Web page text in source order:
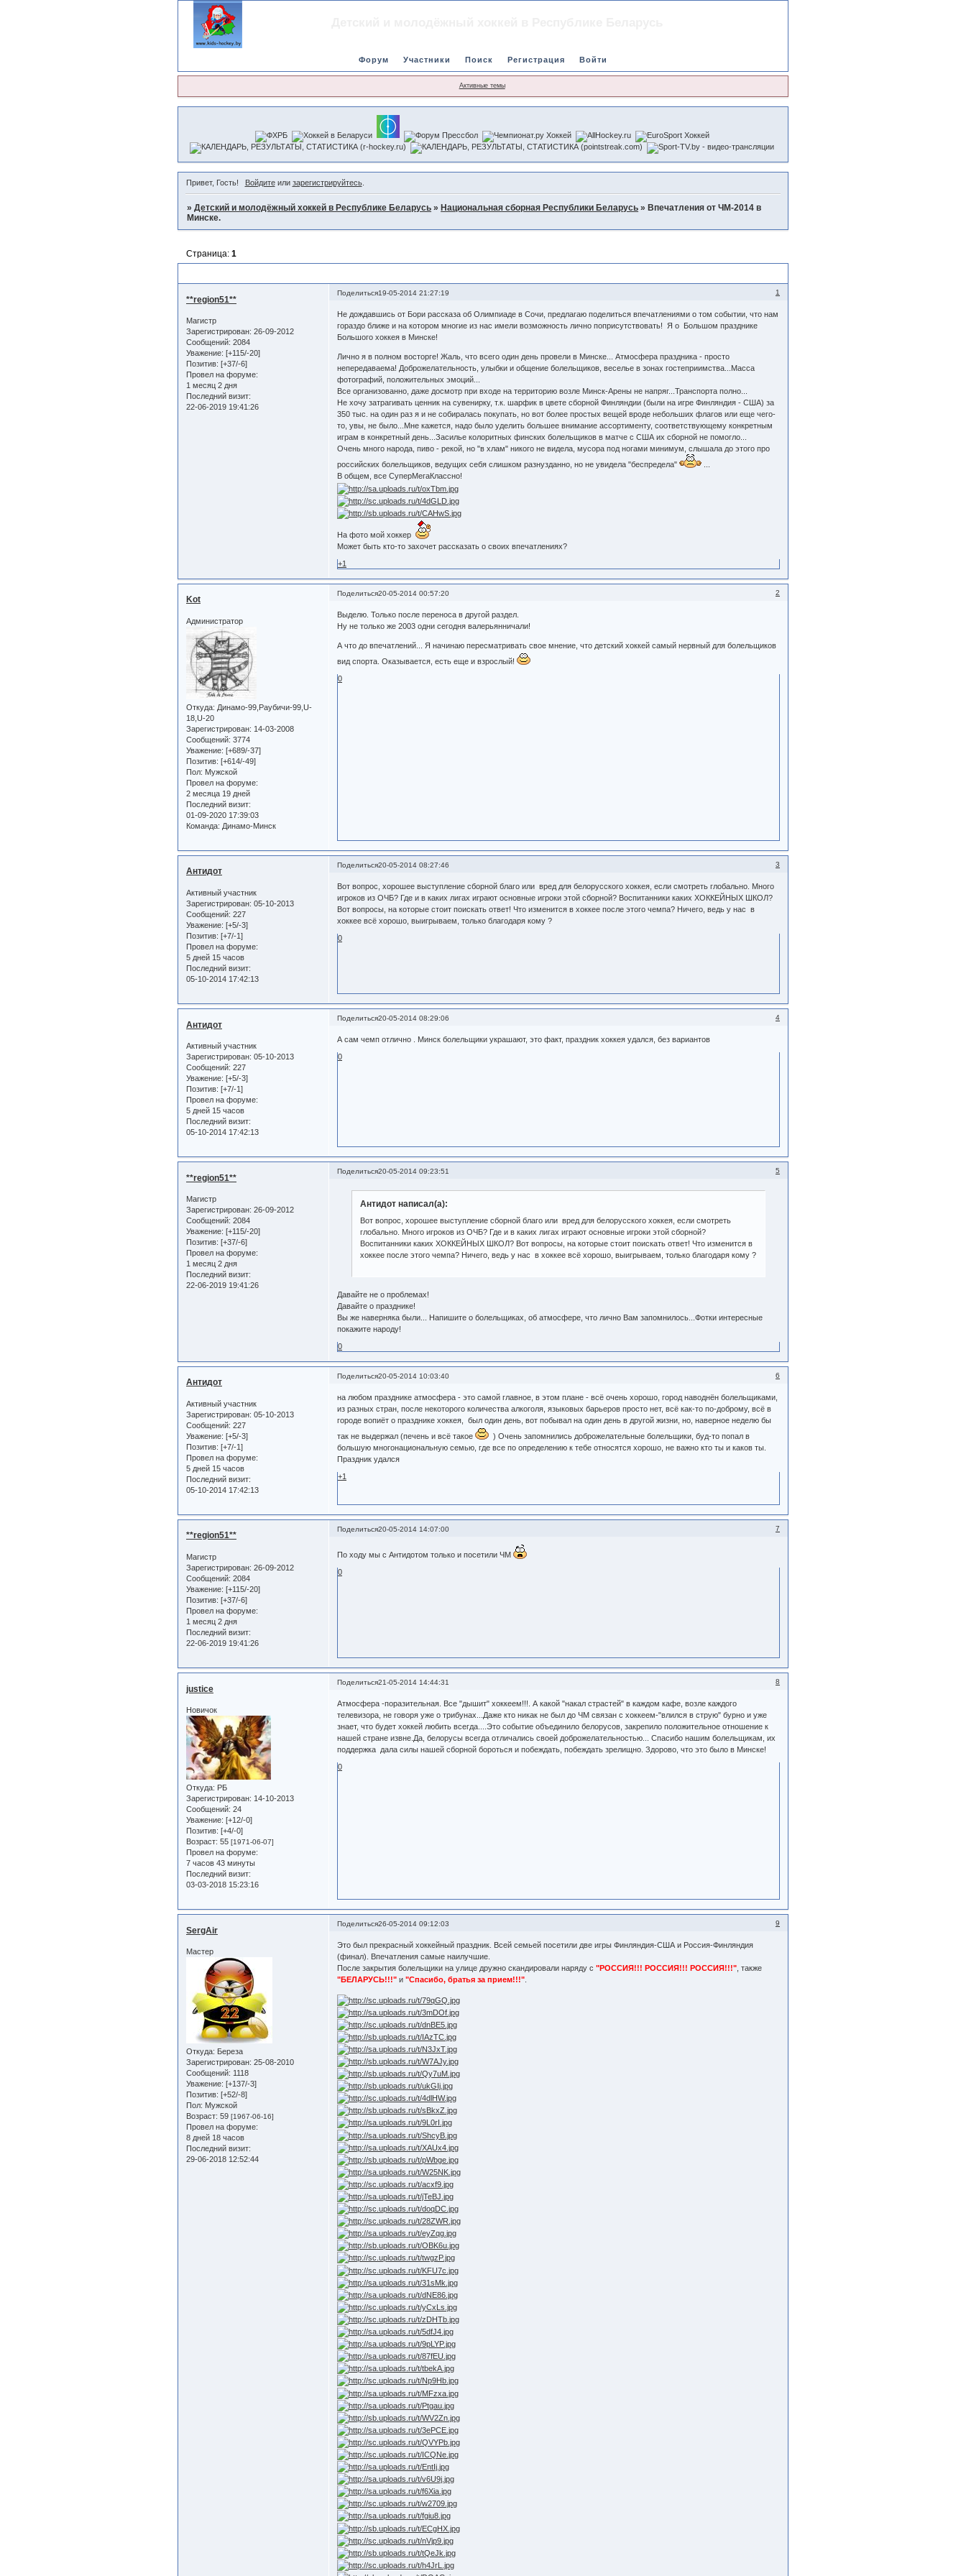
Форум Участники Поиск Регистрация Войти
Активные темы
Привет, Гость! Войдитеили зарегистрируйтесь.
»Детский и молодёжный хоккей в Республике Беларусь »Национальная сборная Республики Беларусь »Впечатления от ЧМ-2014 в
Минске.
Страница:1
Поделиться 1
19-05-2014 21:27:19
**region51**
Магистр
Зарегистрирован: 26-09-2012
Сообщений: 2084
Уважение: [+115/-20]
Позитив: [+37/-6]
Провел на форуме:
1 месяц 2 дня
Последний визит:
22-06-2019 19:41:26
Не дождавшись от Бори рассказа об Олимпиаде в Сочи, предлагаю поделиться впечатлениями о том событии, что нам
гораздо ближе и на котором многие из нас имели возможность лично поприсутствовать! Я о Большом празднике
Большого хоккея в Минске!
Лично я в полном восторге! Жаль, что всего один день провели в Минске... Атмосфера праздника - просто
непередаваема! Доброжелательность, улыбки и общение болельщиков, веселье в зонах гостеприимства...Масса
фотографий, положительных эмоций...
Все организованно, даже досмотр при входе на территорию возле Минск-Арены не напряг...Транспорта полно...
Не хочу затрагивать ценник на сувенирку, т.к. шарфик в цвете сборной Финляндии (были на игре Финляндия - США) за
350 тыс. на один раз я и не собиралась покупать, но вот более простых вещей вроде небольших флагов или еще чего-
то, увы, не было...Мне кажется, надо было уделить большее внимание ассортименту, соответствующему конкретным
играм в конкретный день...Засилье колоритных финских болельщиков в матче с США их сборной не помогло...
Очень много народа, пиво - рекой, но "в хлам" никого не видела, мусора под ногами минимум, слышала до этого про
российских болельщиков, ведущих себя слишком разнузданно, но не увидела "беспредела"
...
В общем, все СуперМегаКлассно!
На фото мой хоккер
Может быть кто-то захочет рассказать о своих впечатлениях?
+1
Поделиться 2
20-05-2014 00:57:20
Kot
Администратор
Откуда: Динамо-99,Раубичи-99,U-
18,U-20
Зарегистрирован: 14-03-2008
Сообщений: 3774
Уважение: [+689/-37]
Позитив: [+614/-49]
Пол: Мужской
Провел на форуме:
2 месяца 19 дней
Последний визит:
01-09-2020 17:39:03
Команда: Динамо-Минск
Выделю. Только после переноса в другой раздел.
Ну не только же 2003 одни сегодня валерьянничали!
А что до впечатлений... Я начинаю пересматривать свое мнение, что детский хоккей самый нервный для болельщиков
вид спорта. Оказывается, есть еще и взрослый!
0
Поделиться 3
20-05-2014 08:27:46
Антидот
Активный участник
Зарегистрирован: 05-10-2013
Сообщений: 227
Уважение: [+5/-3]
Позитив: [+7/-1]
Провел на форуме:
5 дней 15 часов
Последний визит:
05-10-2014 17:42:13
Вот вопрос, хорошее выступление сборной благо или вред для белорусского хоккея, если смотреть глобально. Много
игроков из ОЧБ? Где и в каких лигах играют основные игроки этой сборной? Воспитанники каких ХОККЕЙНЫХ ШКОЛ?
Вот вопросы, на которые стоит поискать ответ! Что изменится в хоккее после этого чемпа? Ничего, ведь у нас в
хоккее всё хорошо, выигрываем, только благодаря кому ?
0
Поделиться 4
20-05-2014 08:29:06
Антидот
Активный участник
Зарегистрирован: 05-10-2013
Сообщений: 227
Уважение: [+5/-3]
Позитив: [+7/-1]
Провел на форуме:
5 дней 15 часов
Последний визит:
05-10-2014 17:42:13
А сам чемп отлично . Минск болельщики украшают, это факт, праздник хоккея удался, без вариантов
0
Поделиться 5
20-05-2014 09:23:51
**region51**
Магистр
Зарегистрирован: 26-09-2012
Сообщений: 2084
Уважение: [+115/-20]
Позитив: [+37/-6]
Провел на форуме:
1 месяц 2 дня
Последний визит:
22-06-2019 19:41:26
Антидот написал(а):
Вот вопрос, хорошее выступление сборной благо или вред для белорусского хоккея, если смотреть
глобально. Много игроков из ОЧБ? Где и в каких лигах играют основные игроки этой сборной?
Воспитанники каких ХОККЕЙНЫХ ШКОЛ? Вот вопросы, на которые стоит поискать ответ! Что изменится в
хоккее после этого чемпа? Ничего, ведь у нас в хоккее всё хорошо, выигрываем, только благодаря кому ?
Давайте не о проблемах!
Давайте о празднике!
Вы же наверняка были... Напишите о болельщиках, об атмосфере, что лично Вам запомнилось...Фотки интересные
покажите народу!
0
Поделиться 6
20-05-2014 10:03:40
Антидот
Активный участник
Зарегистрирован: 05-10-2013
Сообщений: 227
Уважение: [+5/-3]
Позитив: [+7/-1]
Провел на форуме:
5 дней 15 часов
Последний визит:
05-10-2014 17:42:13
на любом празднике атмосфера - это самой главное, в этом плане - всё очень хорошо, город наводнён болельщиками,
из разных стран, после некоторого количества алкоголя, языковых барьеров просто нет, всё как-то по-доброму, всё в
городе вопиёт о празднике хоккея, был один день, вот побывал на один день в другой жизни, но, наверное неделю бы
так не выдержал (печень и всё такое
) Очень запомнились доброжелательные болельщики, буд-то попал в
большую многонациональную семью, где все по определению к тебе относятся хорошо, не важно кто ты и каков ты.
Праздник удался
+1
Поделиться 7
20-05-2014 14:07:00
**region51**
Магистр
Зарегистрирован: 26-09-2012
Сообщений: 2084
Уважение: [+115/-20]
Позитив: [+37/-6]
Провел на форуме:
1 месяц 2 дня
Последний визит:
22-06-2019 19:41:26
По ходу мы с Антидотом только и посетили ЧМ
0
Поделиться 8
21-05-2014 14:44:31
justice
Новичок
Откуда: РБ
Зарегистрирован: 14-10-2013
Сообщений: 24
Уважение: [+12/-0]
Позитив: [+4/-0]
Возраст: 55 [1971-06-07]
Провел на форуме:
7 часов 43 минуты
Последний визит:
03-03-2018 15:23:16
Атмосфера -поразительная. Все "дышит" хоккеем!!!. А какой "накал страстей" в каждом кафе, возле каждого
телевизора, не говоря уже о трибунах...Даже кто никак не был до ЧМ связан с хоккеем-"влился в струю" бурно и уже
знает, что будет хоккей любить всегда....Это событие объединило белорусов, закрепило положительное отношение к
нашей стране извне.Да, белорусы всегда отличались своей доброжелательностью... Спасибо нашим болельщикам, их
поддержка дала силы нашей сборной бороться и побеждать, побеждать зрелищно. Здорово, что это было в Минске!
0
Поделиться 9
26-05-2014 09:12:03
SergAir
Мастер
Откуда: Береза
Зарегистрирован: 25-08-2010
Сообщений: 1118
Уважение: [+137/-3]
Позитив: [+52/-8]
Пол: Мужской
Возраст: 59 [1967-06-16]
Провел на форуме:
8 дней 18 часов
Последний визит:
29-06-2018 12:52:44
Это был прекрасный хоккейный праздник. Всей семьей посетили две игры Финляндия-США и Россия-Финляндия
(финал). Впечатления самые наилучшие.
После закрытия болельщики на улице дружно скандировали наряду с"РОССИЯ!!! РОССИЯ!!! РОССИЯ!!!", также
"БЕЛАРУСЬ!!!" и"Спасибо, братья за прием!!!".